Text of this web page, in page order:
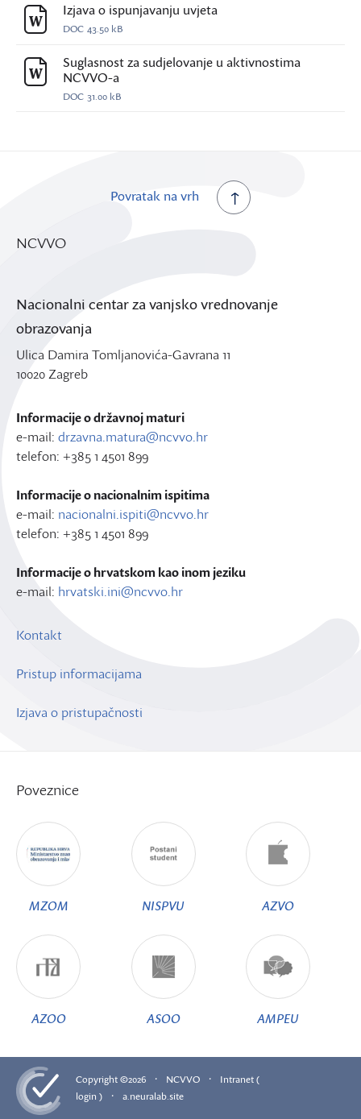
Izjava o ispunjavanju uvjeta
DOC 43.50 kB
Suglasnost za sudjelovanje u aktivnostima
NCVVO-a
DOC 31.00 kB
Povratak na vrh
NCVVO
Nacionalni centar za vanjsko vrednovanje
obrazovanja
Ulica Damira Tomljanovića-Gavrana 11
10020 Zagreb
Informacije o državnoj maturi
e-mail: drzavna.matura@ncvvo.hr
telefon: +385 1 4501 899
Informacije o nacionalnim ispitima
e-mail: nacionalni.ispiti@ncvvo.hr
telefon: +385 1 4501 899
Informacije o hrvatskom kao inom jeziku
e-mail: hrvatski.ini@ncvvo.hr
Kontakt
Pristup informacijama
Izjava o pristupačnosti
Poveznice
MZOM NISPVU AZVO
AZOO ASOO AMPEU
Copyright ©2026 · NCVVO ·
Intranet (
login )
· a.neuralab.site